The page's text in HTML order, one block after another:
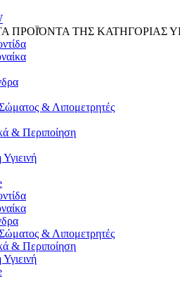
ΠΡΟΪΌΝΤΑ ΤΗΣ ΚΑΤΗΓΟΡΙΑΣ
& Λιπομετρητές
& Περιποίηση
& Λιπομετρητές
& Περιποίηση